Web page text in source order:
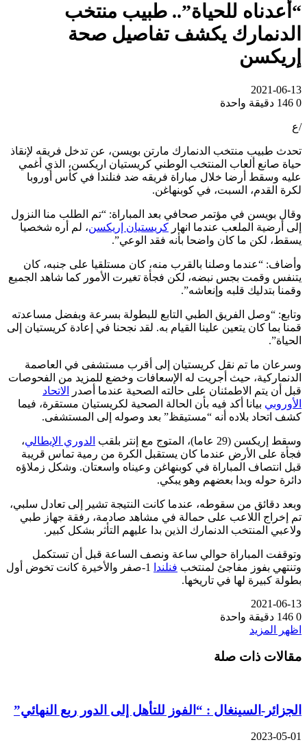
“أعدناه للحياة”.. طبيب منتخب
الدنمارك يكشف تفاصيل صحة
إريكسن
2021-06-13
0
دقيقة واحدة
/ع
تحدث طبيب منتخب الدنمارك مارتن بويسن، عن تدخل فريقه لإنقاذ
حياة صانع ألعاب المنتخب الوطني كريستيان اريكسن، الذي أغمي
عليه وسقط أرضا خلال مباراة فريقه ضد فنلندا في كأس أوروبا
لكرة القدم، السبت، في كوبنهاغن.
وقال بويسن في مؤتمر صحافي بعد المباراة: “تم الطلب منا النزول
إلى أرضية الملعب عندما انهار كريستيان إريكسن، لم أره شخصيا
يسقط، لكن ما كان واضحا بأنه فقد الوعي”.
وأضاف: “عندما وصلنا بالقرب منه، كان مستلقيا على جنبه، كان
يتنفس وقمت بجس نبضه، لكن فجأة تغيرت الأمور كما شاهد الجميع
وقمنا بتدليك قلبه وإنعاشه”.
وتابع: “وصل الفريق الطبي التابع للبطولة بسرعة وبفضل مساعدته
قمنا بما كان يتعين علينا القيام به. لقد نجحنا في إعادة كريستيان إلى
الحياة”.
وسرعان ما تم نقل كريستيان إلى أقرب مستشفى في العاصمة
الدنماركية، حيث أجريت له الإسعافات وخضع للمزيد من الفحوصات
قبل أن يتم الاطمئنان على حالته الصحية عندما أصدر
الاتحاد
الأوروبي بيانا أكد فيه بأن الحالة الصحية لكريستيان مستقرة، فيما
كشف اتحاد بلاده أنه “مستيقظ” بعد وصوله إلى المستشفى.
وسقط إريكسن (29 عاما)، المتوج مع إنتر بلقب الدوري الإيطالي،
فجأة على الأرض عندما كان يستقبل الكرة من رمية تماس قريبة
قبل انتصاف المباراة في كوبنهاغن وعيناه واسعتان. وشكل زملاؤه
دائرة حوله وبدا بعضهم وهو يبكي.
وبعد دقائق من سقوطه، عندما كانت النتيجة تشير إلى تعادل سلبي،
تم إخراج اللاعب على حمالة في مشاهد صادمة، رفقة جهاز طبي
ولاعبي المنتخب الدنمارك الذين بدا عليهم التأثر بشكل كبير.
وتوقفت المباراة حوالي ساعة ونصف الساعة قبل أن تستكمل
وتنتهي بفوز مفاجئ لمنتخب فنلندا
1-صفر والأخيرة كانت تخوض أول
بطولة كبيرة لها في تاريخها.
2021-06-13
0
دقيقة واحدة
اظهر المزيد
مقالات ذات صلة
الجزائر-السينغال : “الفوز للتأهل إلى الدور ربع النهائي”
2023-05-01